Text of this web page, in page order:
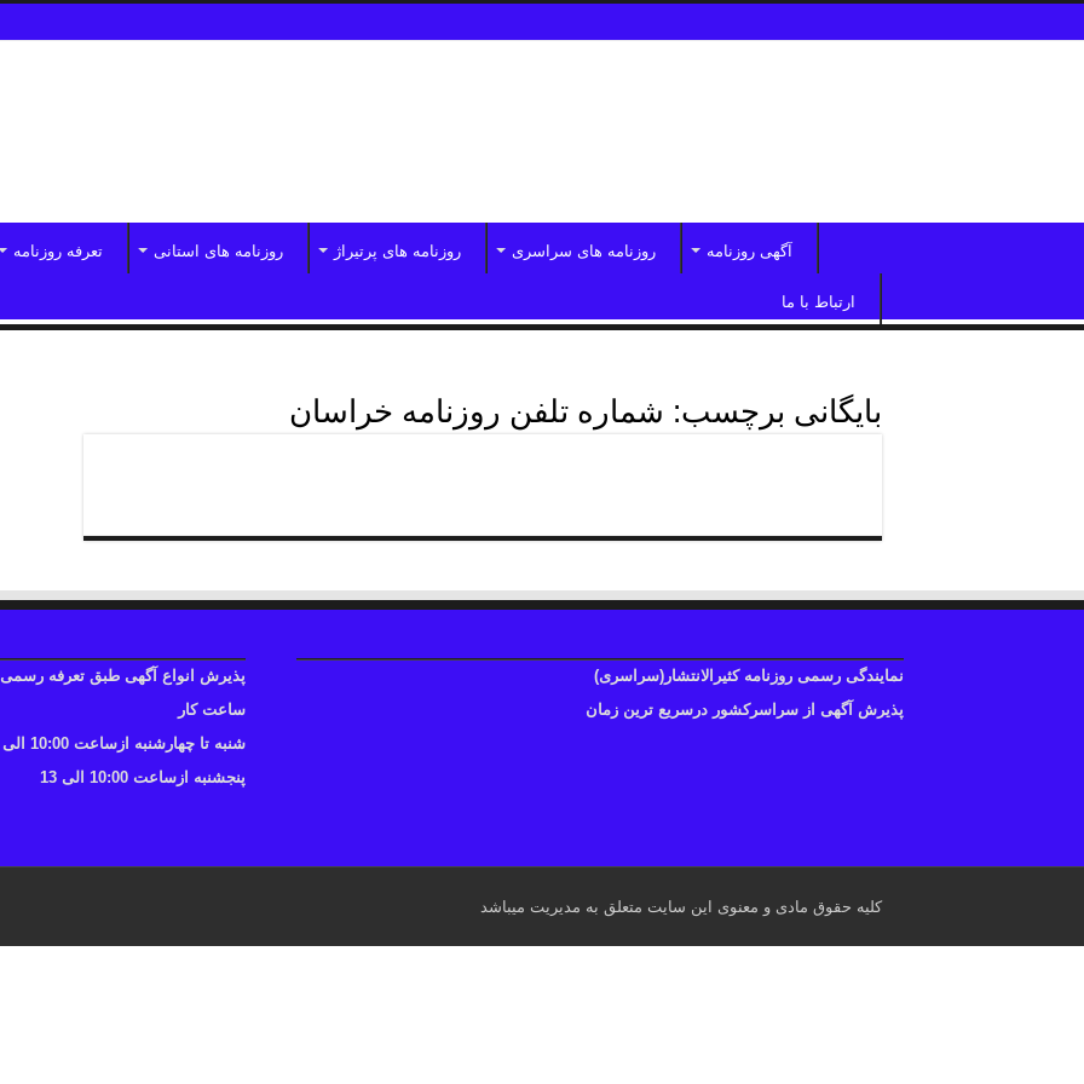
آگهی روزنامه روزنامه های سراسری روزنامه های پرتیراژ روزنامه های استانی تعرفه روزنامه
ارتباط با ما
بایگانی برچسب: شماره تلفن روزنامه خراسان
نمایندگی رسمی روزنامه کثیرالانتشار(سراسری)
پذیرش آگهی از سراسرکشور درسریع ترین زمان
پذیرش انواع آگهی طبق تعرفه رسمی
ساعت کار
شنبه تا چهارشنبه ازساعت 10:00 الی 17
پنجشنبه ازساعت 10:00 الی 13
کلیه حقوق مادی و معنوی این سایت متعلق به مدیریت میباشد